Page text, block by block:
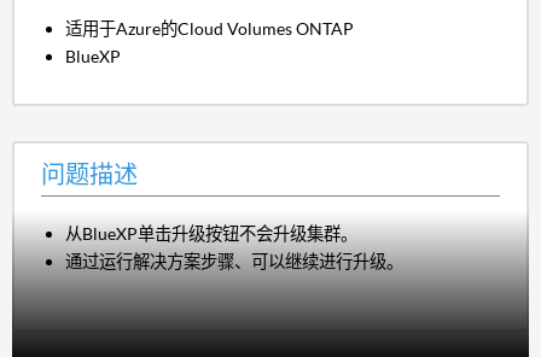
适用于Azure的Cloud Volumes ONTAP
BlueXP
问题描述
从BlueXP单击升级按钮不会升级集群。
通过运行解决方案步骤、可以继续进行升级。